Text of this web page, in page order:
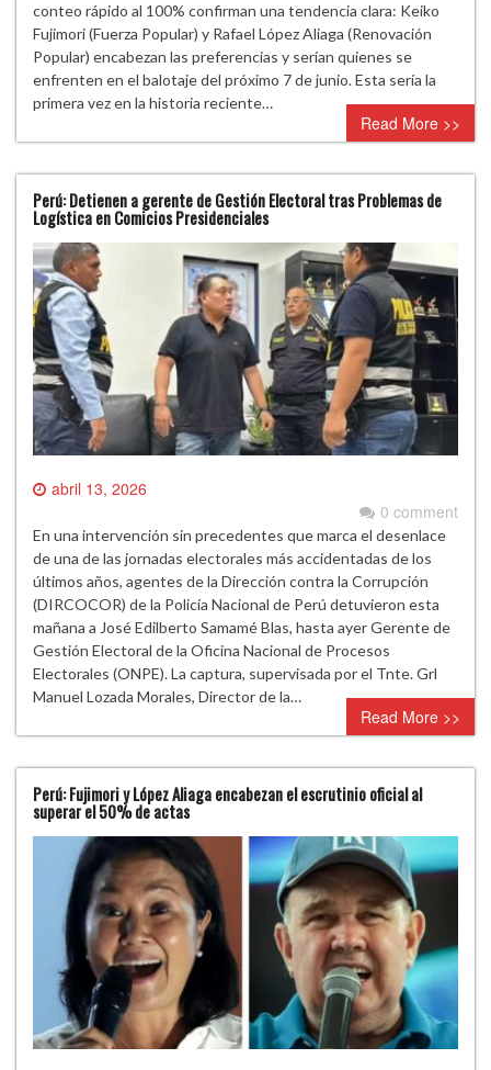
conteo rápido al 100% confirman una tendencia clara: Keiko
Fujimori (Fuerza Popular) y Rafael López Aliaga (Renovación
Popular) encabezan las preferencias y serían quienes se
enfrenten en el balotaje del próximo 7 de junio. Esta sería la
primera vez en la historia reciente…
Read More >>
Perú: Detienen a gerente de Gestión Electoral tras Problemas de
Logística en Comicios Presidenciales
abril 13, 2026
0 comment
En una intervención sin precedentes que marca el desenlace
de una de las jornadas electorales más accidentadas de los
últimos años, agentes de la Dirección contra la Corrupción
(DIRCOCOR) de la Policía Nacional de Perú detuvieron esta
mañana a José Edilberto Samamé Blas, hasta ayer Gerente de
Gestión Electoral de la Oficina Nacional de Procesos
Electorales (ONPE). La captura, supervisada por el Tnte. Grl
Manuel Lozada Morales, Director de la…
Read More >>
Perú: Fujimori y López Aliaga encabezan el escrutinio oficial al
superar el 50% de actas